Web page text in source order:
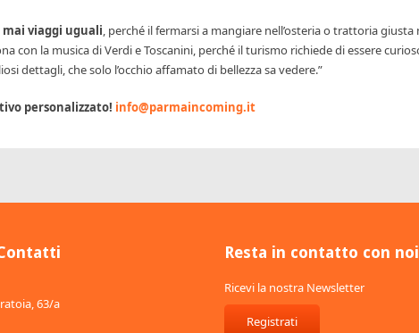
mai viaggi uguali, perché il fermarsi a mangiare nell’osteria o trattoria giusta
con la musica di Verdi e Toscanini, perché il turismo richiede di essere
dettagli, che solo l’occhio affamato di bellezza sa vedere.”
personalizzato! info@parmaincoming.it
63/a
Resta in contatto con noi
Ricevi la nostra Newsletter
Registrati